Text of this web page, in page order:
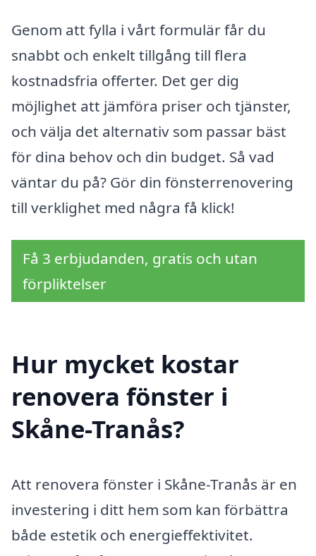
Genom att fylla i vårt formulär får du
snabbt och enkelt tillgång till flera
kostnadsfria offerter. Det ger dig
möjlighet att jämföra priser och tjänster,
och välja det alternativ som passar bäst
för dina behov och din budget. Så vad
väntar du på? Gör din fönsterrenovering
till verklighet med några få klick!
Få 3 erbjudanden, gratis och utan
förpliktelser
Hur mycket kostar
renovera fönster i
Skåne-Tranås?
Att renovera fönster i Skåne-Tranås är en
investering i ditt hem som kan förbättra
både estetik och energieffektivitet.